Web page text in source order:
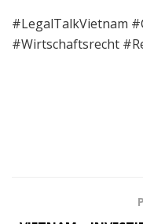
#LegalTalkVietnam
#Wirtschaftsrecht